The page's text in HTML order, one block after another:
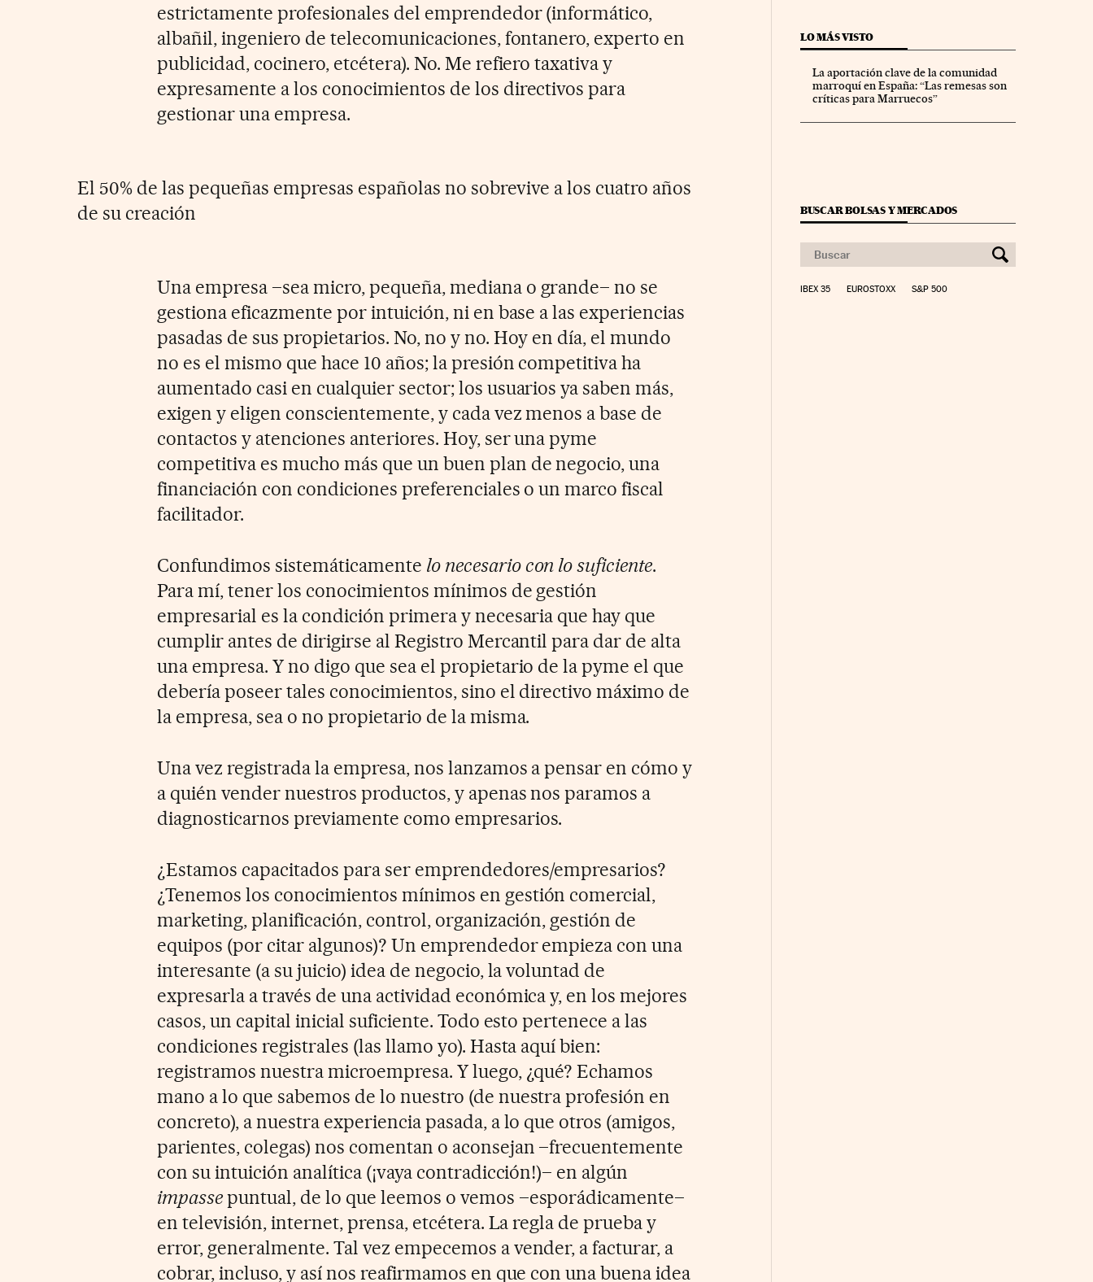
estrictamente profesionales del emprendedor (informático,
albañil, ingeniero de telecomunicaciones, fontanero, experto en
publicidad, cocinero, etcétera). No. Me refiero taxativa y
expresamente a los conocimientos de los directivos para
gestionar una empresa.
El 50% de las pequeñas empresas españolas no sobrevive a los cuatro años
de su creación
Una empresa –sea micro, pequeña, mediana o grande– no se
gestiona eficazmente por intuición, ni en base a las experiencias
pasadas de sus propietarios. No, no y no. Hoy en día, el mundo
no es el mismo que hace 10 años; la presión competitiva ha
aumentado casi en cualquier sector; los usuarios ya saben más,
exigen y eligen conscientemente, y cada vez menos a base de
contactos y atenciones anteriores. Hoy, ser una pyme
competitiva es mucho más que un buen plan de negocio, una
financiación con condiciones preferenciales o un marco fiscal
facilitador.
Confundimos sistemáticamente lo necesario con lo suficiente.
Para mí, tener los conocimientos mínimos de gestión
empresarial es la condición primera y necesaria que hay que
cumplir antes de dirigirse al Registro Mercantil para dar de alta
una empresa. Y no digo que sea el propietario de la pyme el que
debería poseer tales conocimientos, sino el directivo máximo de
la empresa, sea o no propietario de la misma.
Una vez registrada la empresa, nos lanzamos a pensar en cómo y
a quién vender nuestros productos, y apenas nos paramos a
diagnosticarnos previamente como empresarios.
¿Estamos capacitados para ser emprendedores/empresarios?
¿Tenemos los conocimientos mínimos en gestión comercial,
marketing, planificación, control, organización, gestión de
equipos (por citar algunos)? Un emprendedor empieza con una
interesante (a su juicio) idea de negocio, la voluntad de
expresarla a través de una actividad económica y, en los mejores
casos, un capital inicial suficiente. Todo esto pertenece a las
condiciones registrales (las llamo yo). Hasta aquí bien:
registramos nuestra microempresa. Y luego, ¿qué? Echamos
mano a lo que sabemos de lo nuestro (de nuestra profesión en
concreto), a nuestra experiencia pasada, a lo que otros (amigos,
parientes, colegas) nos comentan o aconsejan –frecuentemente
con su intuición analítica (¡vaya contradicción!)– en algún
impassepuntual, de lo que leemos o vemos –esporádicamente–
en televisión, internet, prensa, etcétera. La regla de prueba y
error, generalmente. Tal vez empecemos a vender, a facturar, a
cobrar, incluso, y así nos reafirmamos en que con una buena idea
LO MÁS VISTO
La aportación clave de la comunidad
marroquí en España: “Las remesas son
críticas para Marruecos”
BUSCAR BOLSAS Y MERCADOS
IBEX 35 EUROSTOXX S&P 500